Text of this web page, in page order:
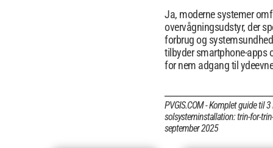
Ja, moderne systemer
overvågningsudstyr, der
forbrug og
tilbyder smartphone-apps
for nem adgang til
PVGIS.COM - Komplet guide til 3
solsysteminstallation: trin-for-
september 2025